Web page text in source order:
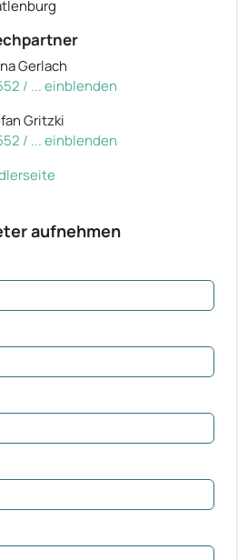
Gerlach
/ ... einblenden
Gritzki
/ ... einblenden
aufnehmen